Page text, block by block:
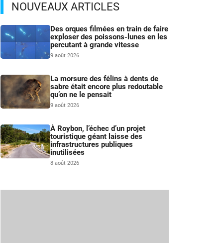
NOUVEAUX ARTICLES
Des orques filmées en train de faire
exploser des poissons-lunes en les
percutant à grande vitesse
9 août 2026
La morsure des félins à dents de
sabre était encore plus redoutable
qu’on ne le pensait
9 août 2026
À Roybon, l’échec d’un projet
touristique géant laisse des
infrastructures publiques
inutilisées
8 août 2026